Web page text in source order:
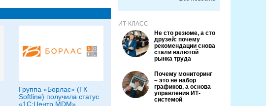
Группа «Борлас» (ГК
Softline) получила статус
«1С:Центр MDM»
ИТ-КЛАСС
Не сто резюме, а сто
друзей: почему
рекомендации снова
стали валютой
рынка труда
Почему мониторинг
– это не набор
графиков, а основа
управления ИТ-
системой